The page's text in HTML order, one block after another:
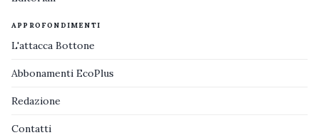
APPROFONDIMENTI
L'attacca Bottone
Abbonamenti EcoPlus
Redazione
Contatti